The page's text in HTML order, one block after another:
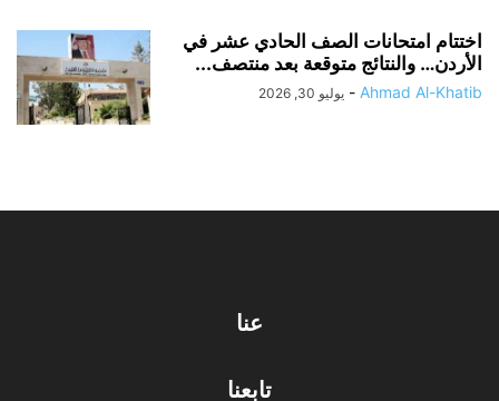
اختتام امتحانات الصف الحادي عشر في
الأردن… والنتائج متوقعة بعد منتصف...
Ahmad Al-Khatib
- يوليو 30, 2026
عنا
تابعنا